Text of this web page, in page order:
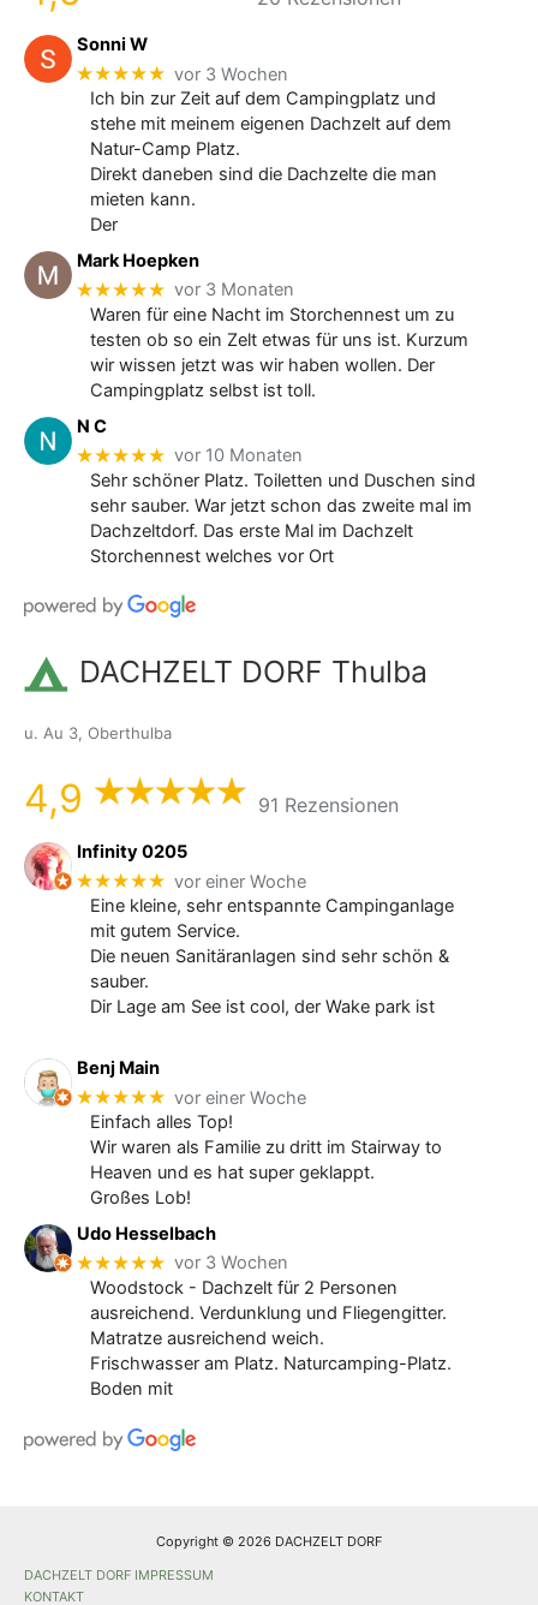
Sonni W
★★★★★ vor 3 Wochen
Ich bin zur Zeit auf dem Campingplatz und
stehe mit meinem eigenen Dachzelt auf dem
Natur-Camp Platz.
Direkt daneben sind die Dachzelte die man
mieten kann.
Der
Mark Hoepken
★★★★★ vor 3 Monaten
Waren für eine Nacht im Storchennest um zu
testen ob so ein Zelt etwas für uns ist. Kurzum
wir wissen jetzt was wir haben wollen. Der
Campingplatz selbst ist toll.
N C
★★★★★ vor 10 Monaten
Sehr schöner Platz. Toiletten und Duschen sind
sehr sauber. War jetzt schon das zweite mal im
Dachzeltdorf. Das erste Mal im Dachzelt
Storchennest welches vor Ort
DACHZELT DORF Thulba
u. Au 3, Oberthulba
4,9 91 Rezensionen
Infinity 0205
★★★★★ vor einer Woche
Eine kleine, sehr entspannte Campinganlage
mit gutem Service.
Die neuen Sanitäranlagen sind sehr schön &
sauber.
Dir Lage am See ist cool, der Wake park ist
Benj Main
★★★★★ vor einer Woche
Einfach alles Top!
Wir waren als Familie zu dritt im Stairway to
Heaven und es hat super geklappt.
Großes Lob!
Udo Hesselbach
★★★★★ vor 3 Wochen
Woodstock - Dachzelt für 2 Personen
ausreichend. Verdunklung und Fliegengitter.
Matratze ausreichend weich.
Frischwasser am Platz. Naturcamping-Platz.
Boden mit
Copyright © 2026 DACHZELT DORF
DACHZELT DORF IMPRESSUM
KONTAKT